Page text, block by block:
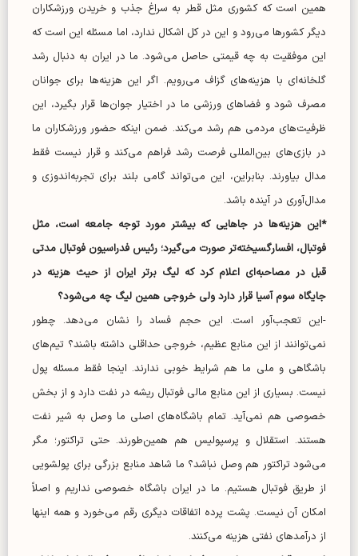
همین است که کشوری مثل قطر به سراغ جذب و خریدن ورزشکاران
دیگر کشور‌ها می‌رود و این در کل اشکال ندارد، اما مسئله این است که
این موفقیت به چه قیمتی حاصل می‌شود. ما در ایران به دنبال رشد
گلخانه‌ای با هزینه‌های گزاف می‌رویم. اگر این هزینه‌ها برای جوانان
مصرف شود و فضا‌های ورزشی ما در اختیار جوان‌ها قرار بگیرد، این
ظرفیت‌های مردمی هم رشد می‌کند. ضمن اینکه حضور ورزشکاران ما
در بازی‌های بین‌المللی فرصت رشد فراهم می‌کند و قرار نیست فقط
مدال بیاورند. بنابراین، این می‌تواند گامی بلند برای تجربه‌اندوزی و
مدال‌آوری در آینده باشد.
*این هزینه‌ها در جا‌هایی که بیشتر مورد توجه جامعه است، مثل
فوتبال، افسارگسیخته‌تر صورت می‌گیرد؛ رئیس فدراسیون فوتبال مدتی
قبل در مصاحبه‌ای اعلام کرد که لیگ برتر ایران از حیث هزینه در
جایگاه سوم آسیا قرار دارد ولی خروجی همین لیگ چه می‌شود؟
-این تعجب‌آور است. این حجم فساد را نشان می‌دهد. چطور
نمی‌توانند از این منابع عظیم، خروجی حداقلی داشته باشند؟ تیم‌های
باشگاهی و ملی ما هم شرایط خوبی ندارند. اینجا فقط مسئله پول
نیست. بسیاری از این منابع مالی فوتبال ریشه در نفت دارد و از بخش
خصوصی هم نمی‌آید. تمام باشگاه‌های اصلی ما وصل به شیر نفت
هستند. استقلال و پرسپولیس هم همین‌طورند. حتی تراکتور؛ مگر
می‌شود تراکتور هم وصل نباشد؟ ما شاهد منابع بزرگی برای پولشویی
از طریق فوتبال هستیم. ما در ایران باشگاه خصوصی نداریم و اصلاً
امکان آن نیست. پشت پرده اتفاقات دیگری رقم می‌خورد و همه اینها
از درآمد‌های نفتی هزینه می‌کنند.